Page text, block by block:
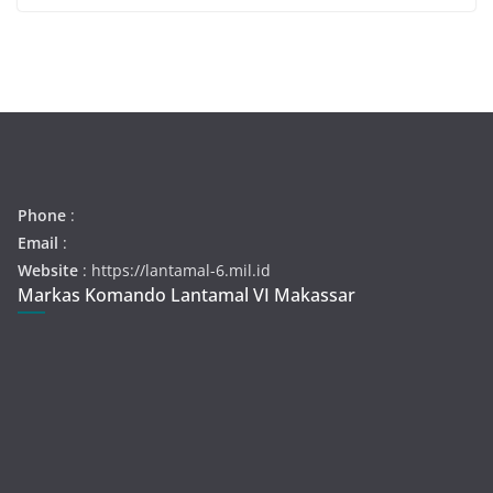
Phone :
Email :
Website : https://lantamal-6.mil.id
Markas Komando Lantamal VI Makassar